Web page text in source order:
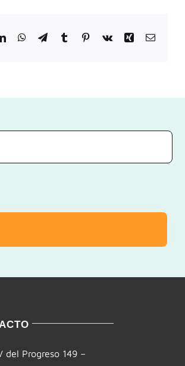
LinkedInWhatsApp
TelegramTumblr Pinterest
Vk Xing Correo
del Progreso 149 –